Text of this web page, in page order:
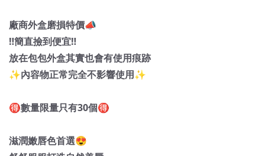
廠商外盒磨損特價📣
‼️簡直撿到便宜‼️
放在包包外盒其實也會有使用痕跡
✨內容物正常完全不影響使用✨
🉐數量限量只有30個🉐
滋潤嫩唇色首選😍